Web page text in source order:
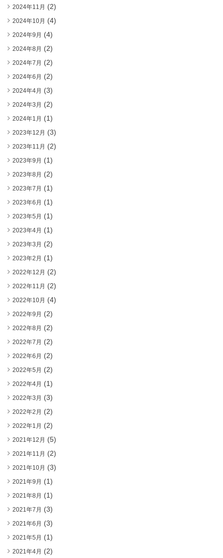
2024年11月 (2)
2024年10月 (4)
2024年9月 (4)
2024年8月 (2)
2024年7月 (2)
2024年6月 (2)
2024年4月 (3)
2024年3月 (2)
2024年1月 (1)
2023年12月 (3)
2023年11月 (2)
2023年9月 (1)
2023年8月 (2)
2023年7月 (1)
2023年6月 (1)
2023年5月 (1)
2023年4月 (1)
2023年3月 (2)
2023年2月 (1)
2022年12月 (2)
2022年11月 (2)
2022年10月 (4)
2022年9月 (2)
2022年8月 (2)
2022年7月 (2)
2022年6月 (2)
2022年5月 (2)
2022年4月 (1)
2022年3月 (3)
2022年2月 (2)
2022年1月 (2)
2021年12月 (5)
2021年11月 (2)
2021年10月 (3)
2021年9月 (1)
2021年8月 (1)
2021年7月 (3)
2021年6月 (3)
2021年5月 (1)
2021年4月 (2)